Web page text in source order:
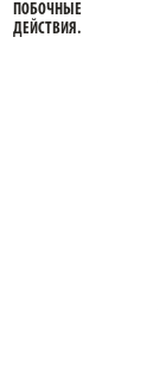
ПОБОЧНЫЕ
ДЕЙСТВИЯ.